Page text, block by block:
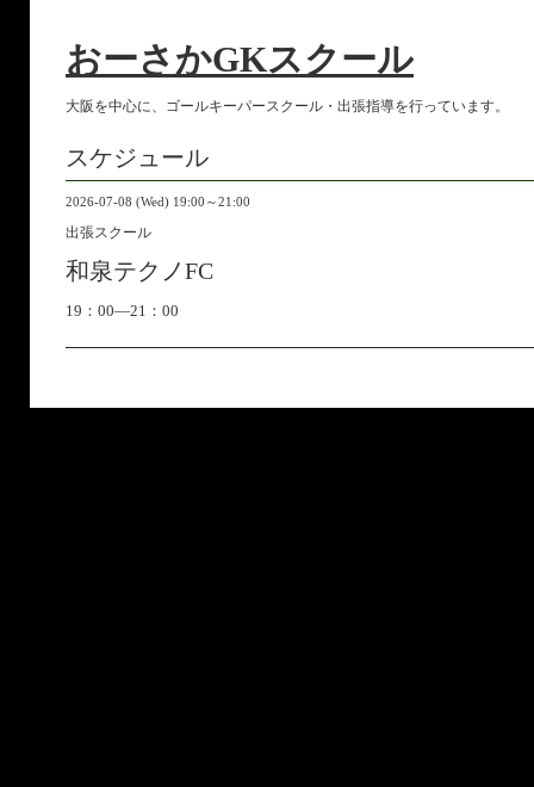
おーさかGKスクール
大阪を中心に、ゴールキーパースクール・出張指導を行っています。
スケジュール
2026-07-08 (Wed) 19:00～21:00
出張スクール
和泉テクノFC
19：00―21：00